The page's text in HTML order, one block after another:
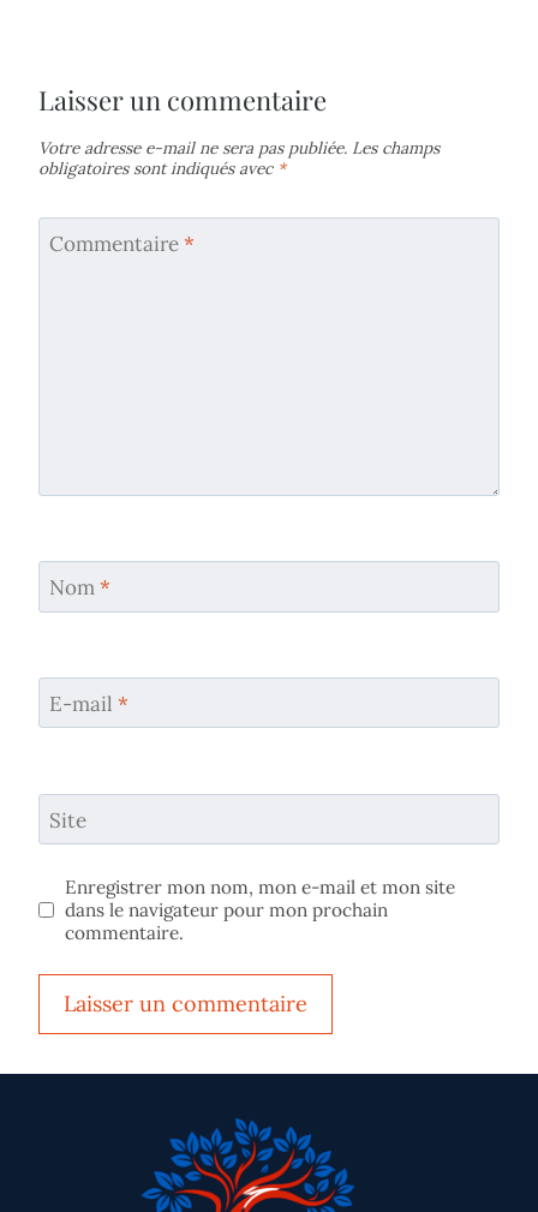
Laisser un commentaire
Votre adresse e-mail ne sera pas publiée. Les champs
obligatoires sont indiqués avec *
Commentaire*
Nom*
E-mail *
Site
Enregistrer mon nom, mon e-mail et mon site
dans le navigateur pour mon prochain
commentaire.